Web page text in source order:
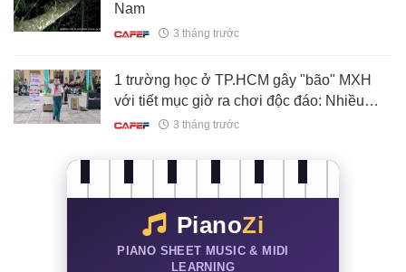
Nam
3 tháng trước
1 trường học ở TP.HCM gây "bão" MXH
với tiết mục giờ ra chơi độc đáo: Nhiều
người xem xong "réo" tên Phan Hiển -
3 tháng trước
PianoZi
PIANO SHEET MUSIC & MIDI
LEARNING